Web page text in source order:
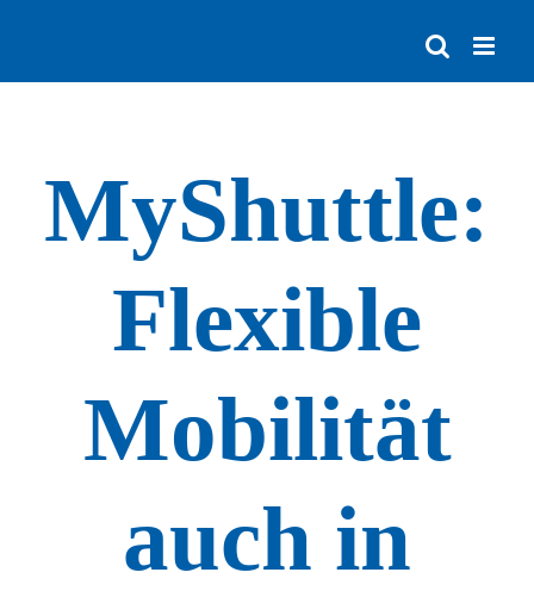
springen
MyShuttle:
Flexible
Mobilität
auch in